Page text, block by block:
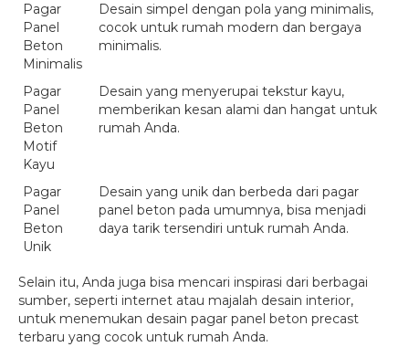
Pagar
Panel
Beton
Minimalis
Desain simpel dengan pola yang minimalis,
cocok untuk rumah modern dan bergaya
minimalis.
Pagar
Panel
Beton
Motif
Kayu
Desain yang menyerupai tekstur kayu,
memberikan kesan alami dan hangat untuk
rumah Anda.
Pagar
Panel
Beton
Unik
Desain yang unik dan berbeda dari pagar
panel beton pada umumnya, bisa menjadi
daya tarik tersendiri untuk rumah Anda.
Selain itu, Anda juga bisa mencari inspirasi dari berbagai
sumber, seperti internet atau majalah desain interior,
untuk menemukan desain pagar panel beton precast
terbaru yang cocok untuk rumah Anda.